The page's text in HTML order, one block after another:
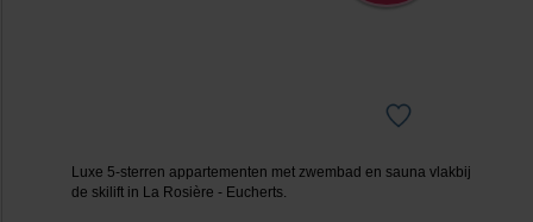
Luxe 5-sterren appartementen met zwembad en sauna vlakbij
de skilift in La Rosière - Eucherts.